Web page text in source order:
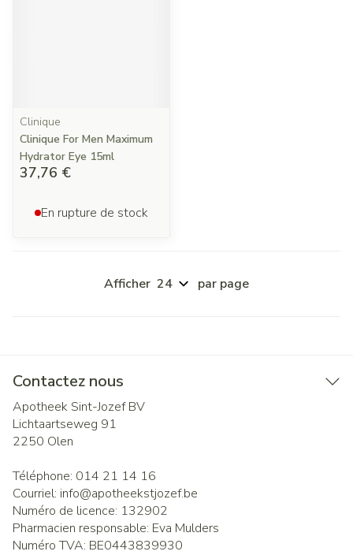
Clinique
Clinique For Men Maximum
Hydrator Eye 15ml
37,76 €
En rupture de stock
Afficher par page
Contactez nous
Apotheek Sint-Jozef BV
Lichtaartseweg 91
2250 Olen
Téléphone: 014 21 14 16
Courriel: info@apotheekstjozef.be
Numéro de licence: 132902
Pharmacien responsable: Eva Mulders
Numéro TVA: BE0443839930